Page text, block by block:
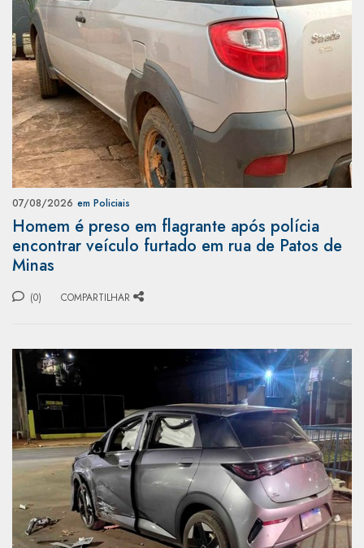
07/08/2026 em Policiais
Homem é preso em flagrante após polícia
encontrar veículo furtado em rua de Patos de
Minas
(0) COMPARTILHAR